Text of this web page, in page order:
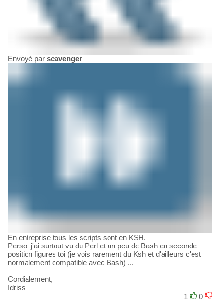
Envoyé par scavenger
En entreprise tous les scripts sont en KSH.
Perso, j'ai surtout vu du Perl et un peu de Bash en seconde
position figures toi (je vois rarement du Ksh et d'ailleurs c'est
normalement compatible avec Bash) ...
Cordialement,
Idriss
1
0